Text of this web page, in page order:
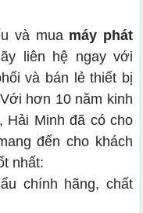
và mua máy phát
liên hệ ngay với
và bán lẻ thiết bị
hơn 10 năm kinh
Hải Minh đã có cho
đến cho khách
nhất:
chính hãng, chất